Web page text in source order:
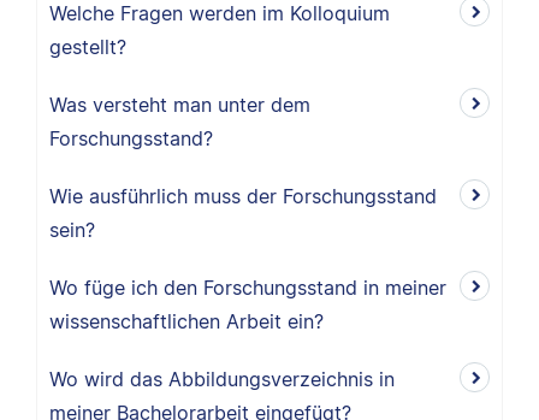
Welche Fragen werden im Kolloquium
gestellt?
Was versteht man unter dem
Forschungsstand?
Wie ausführlich muss der Forschungsstand
sein?
Wo füge ich den Forschungsstand in meiner
wissenschaftlichen Arbeit ein?
Wo wird das Abbildungsverzeichnis in
meiner Bachelorarbeit eingefügt?